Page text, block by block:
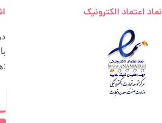
نماد اعتماد الکترونیک
های ما آگاه می شوید: